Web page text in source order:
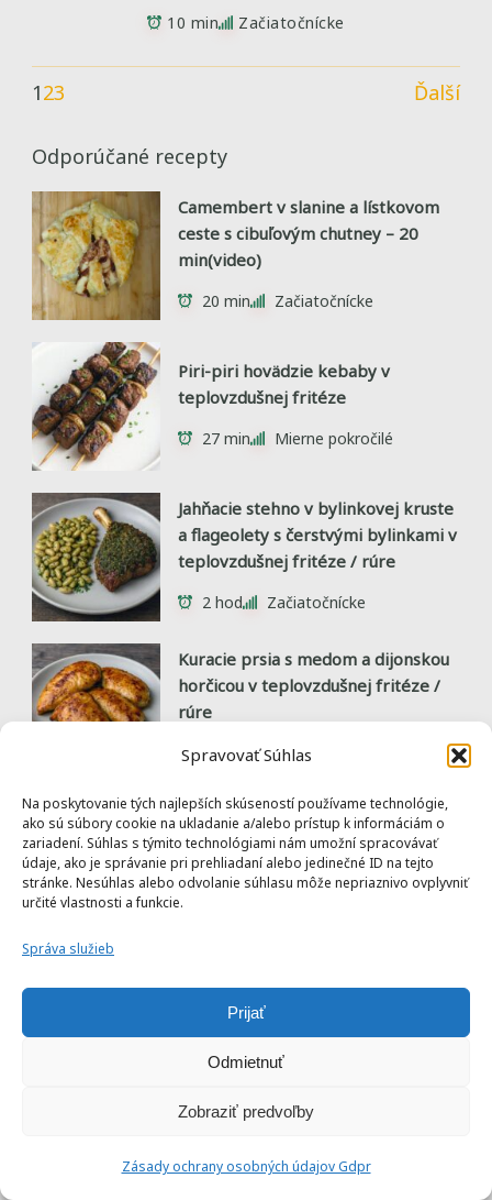
Spravovať Súhlas
Na poskytovanie tých najlepších skúseností používame technológie,
ako sú súbory cookie na ukladanie a/alebo prístup k informáciám o
zariadení. Súhlas s týmito technológiami nám umožní spracovávať
údaje, ako je správanie pri prehliadaní alebo jedinečné ID na tejto
stránke. Nesúhlas alebo odvolanie súhlasu môže nepriaznivo ovplyvniť
určité vlastnosti a funkcie.
Správa služieb
Prijať
Odmietnuť
Zobraziť predvoľby
Zásady ochrany osobných údajov Gdpr
10 min Začiatočnícke
123 Ďalší
Odporúčané recepty
Camembert v slanine a lístkovom
ceste s cibuľovým chutney – 20
min(video)
20 min Začiatočnícke
Piri-piri hovädzie kebaby v
teplovzdušnej fritéze
27 min Mierne pokročilé
Jahňacie stehno v bylinkovej kruste
a flageolety s čerstvými bylinkami v
teplovzdušnej fritéze / rúre
2 hod Začiatočnícke
Kuracie prsia s medom a dijonskou
horčicou v teplovzdušnej fritéze /
rúre
25 min Začiatočnícke
Karfiolové nugetky v teplovzdušnej
fritéze / rúre
35 min Začiatočnícke